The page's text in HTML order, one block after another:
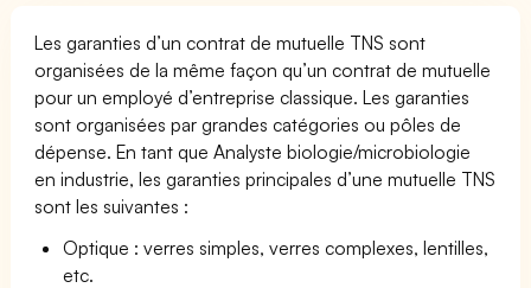
Les garanties d’un contrat de mutuelle TNS sont
organisées de la même façon qu’un contrat de mutuelle
pour un employé d’entreprise classique. Les garanties
sont organisées par grandes catégories ou pôles de
dépense. En tant que Analyste biologie/microbiologie
en industrie, les garanties principales d’une mutuelle TNS
sont les suivantes :
Optique : verres simples, verres complexes, lentilles,
etc.